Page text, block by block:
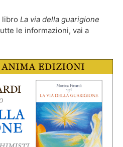
libro La via della guarigione
le informazioni, vai a